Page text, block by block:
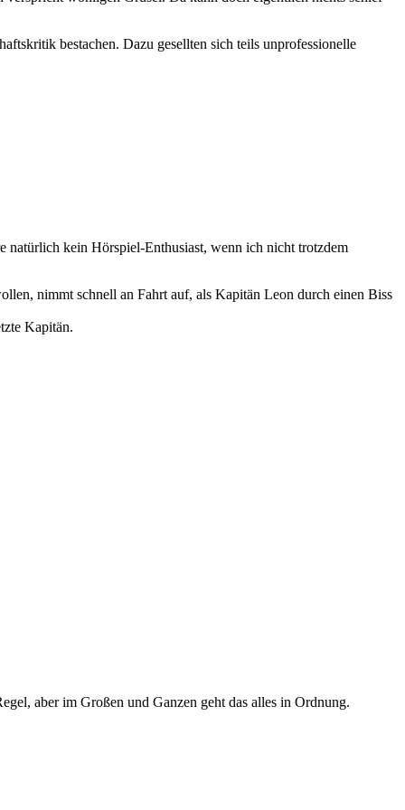
bestachen. Dazu gesellten sich teils unprofessionelle
natürlich kein Hörspiel-Enthusiast, wenn ich nicht trotzdem
nimmt schnell an Fahrt auf, als Kapitän Leon durch einen Biss
Kapitän.
aber im Großen und Ganzen geht das alles in Ordnung.